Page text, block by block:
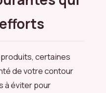
certaines
de votre contour
à éviter pour